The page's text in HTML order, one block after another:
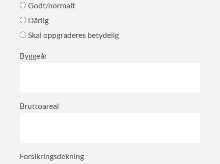
Godt/normalt
Dårlig
Skal oppgraderes betydelig
Byggeår
Bruttoareal
Forsikringsdekning